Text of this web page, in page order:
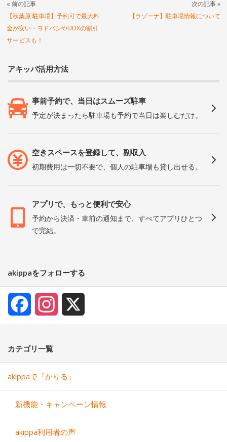
« 前の記事
【秋葉原 駐車場】予約可で最大料
金が安い・ヨドバシやUDXの割引
サービスも！
次の記事 »
【ラゾーナ】駐車場情報について
アキッパ活用方法
事前予約で、当日はスムーズ駐車
予定が決まったら駐車場も予約で当日は楽しむだけ。
空きスペースを登録して、副収入
初期費用は一切不要で、個人の駐車場も貸し出せる。
アプリで、もっと便利で安心
予約から決済・車前の通知まで、すべてアプリひとつ
で完結。
akippaをフォローする
FacebookInstagram
カテゴリ一覧
akippaで「かりる」
新機能・キャンペーン情報
akippa利用者の声